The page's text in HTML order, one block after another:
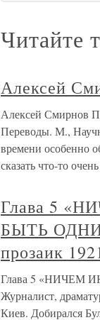
Читайте
Алексей
Алексей Смирнов
Переводы. М.,
времени особенно
сказать что-то
Глава 5
БЫТЬ
прозаик
Глава 5
Журналист,
Киев. Добирался